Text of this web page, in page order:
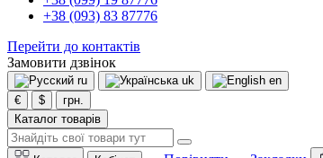
+38 (093) 83 87776
Перейти до контактів
Замовити дзвінок
ru uk
en
€
$
грн.
Каталог товарів